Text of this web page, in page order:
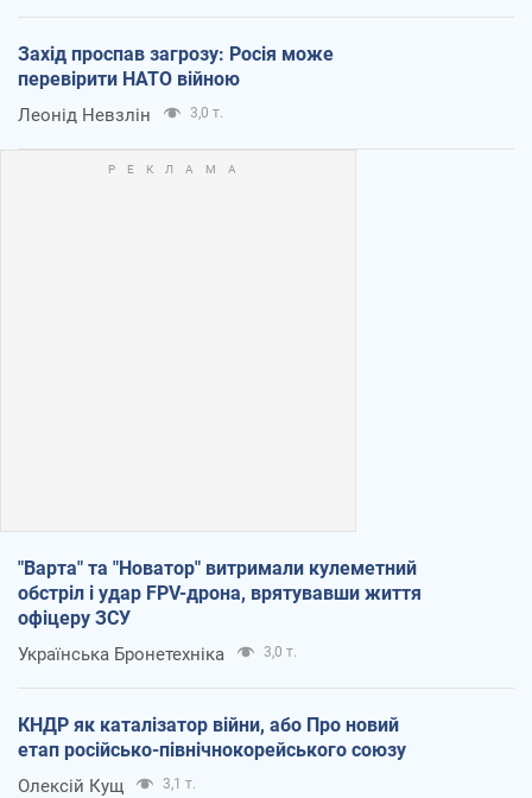
Захід проспав загрозу: Росія може
перевірити НАТО війною
Леонід Невзлін 3,0 т.
"Варта" та "Новатор" витримали кулеметний
обстріл і удар FPV-дрона, врятувавши життя
офіцеру ЗСУ
Українська Бронетехніка 3,0 т.
КНДР як каталізатор війни, або Про новий
етап російсько-північнокорейського союзу
Олексій Кущ 3,1 т.